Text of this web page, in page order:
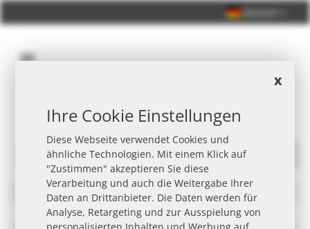
x
Ihre Cookie Einstellungen
Diese Webseite verwendet Cookies und
ähnliche Technologien. Mit einem Klick auf
"Zustimmen" akzeptieren Sie diese
Verarbeitung und auch die Weitergabe Ihrer
Daten an Drittanbieter. Die Daten werden für
Analyse, Retargeting und zur Ausspielung von
Deutsch
Persönliche Beratung +49 (0) 40 33 98 88 76 - 10
Suche
Filter